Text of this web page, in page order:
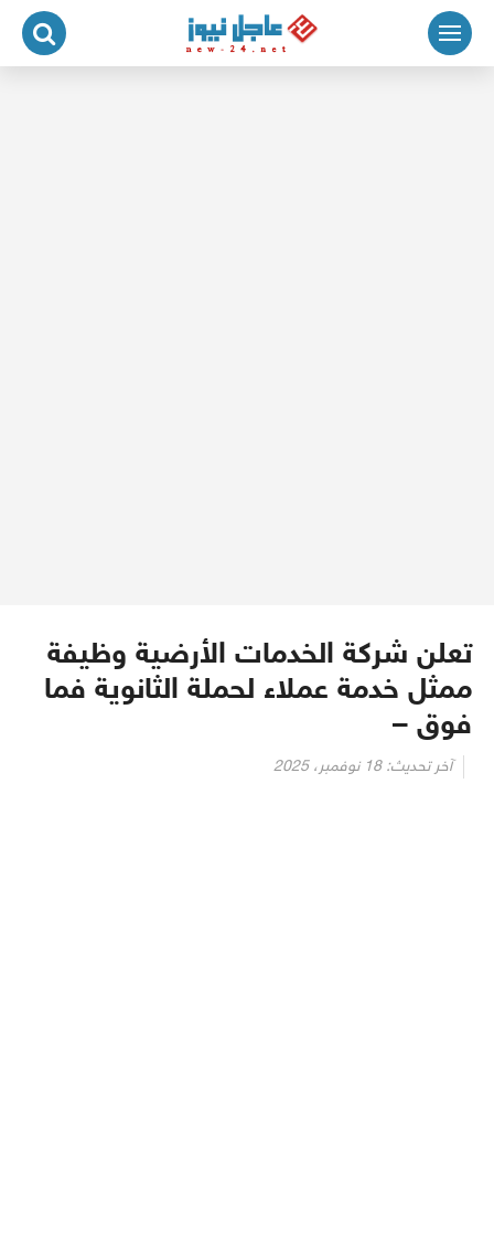
التجاوز
المحتوى
تعلن شركة الخدمات الأرضية وظيفة
ممثل خدمة عملاء لحملة الثانوية فما
فوق –
آخر تحديث: 18 نوفمبر، 2025